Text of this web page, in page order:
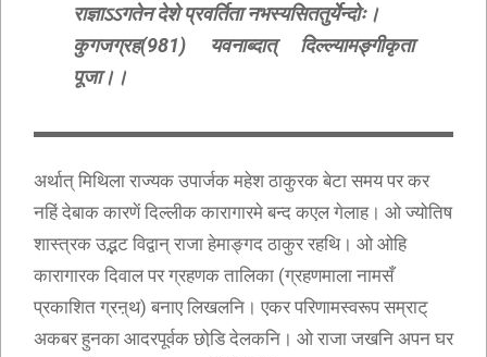
राज्ञाऽऽगतेन देशे प्रवर्तिता नभस्यसिततुर्येन्दोः।
कुगजग्रह(981) यवनाब्दात् दिल्ल्यामङ्गीकृता
पूजा।।
अर्थात् मिथिला राज्यक उपार्जक महेश ठाकुरक बेटा समय पर कर
नहिं देबाक कारणें दिल्लीक कारागारमे बन्द कएल गेलाह। ओ ज्योतिष
शास्त्रक उद्भट विद्वान् राजा हेमाङ्गद ठाकुर रहथि। ओ ओहि
कारागारक दिवाल पर ग्रहणक तालिका (ग्रहणमाला नामसँ
प्रकाशित ग्रऩ्थ) बनाए लिखलनि। एकर परिणामस्वरूप सम्राट्
अकबर हुनका आदरपूर्वक छोडि़ देलकनि। ओ राजा जखनि अपन घर